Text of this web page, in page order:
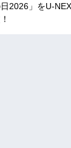
2026」をU-